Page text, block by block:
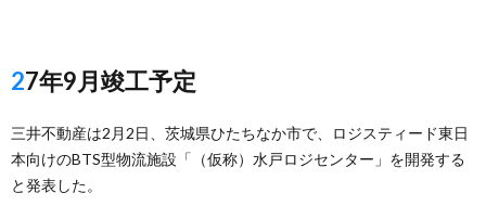
27年9月竣工予定
三井不動産は2月2日、茨城県ひたちなか市で、ロジスティード東日
本向けのBTS型物流施設「（仮称）水戸ロジセンター」を開発する
と発表した。